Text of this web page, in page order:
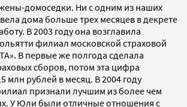
домоседки. Ни с одним из наших
дома больше трех месяцев в декрете
В 2003 году она возглавила
филиал московской страховой
В первые же полгода сделала
сборов, потом эта цифра
млн рублей в месяц. В 2004 году
признали лучшим из более чем
У Юли были отличные отношения с